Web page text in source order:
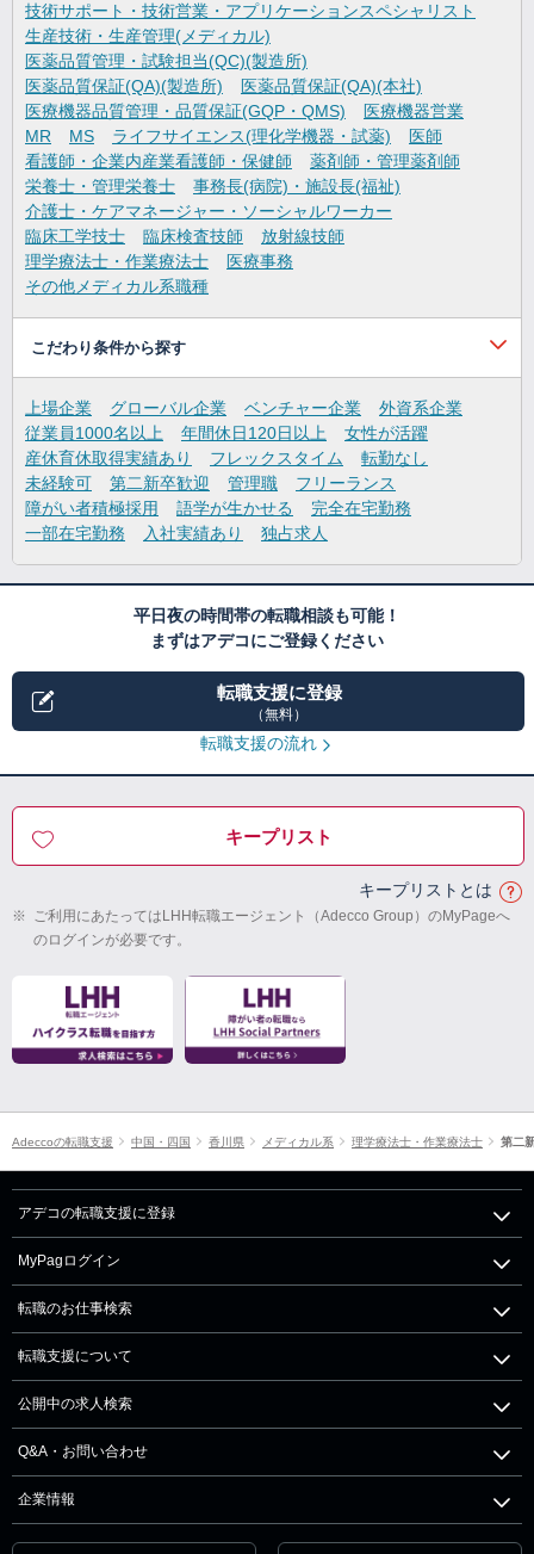
技術サポート・技術営業・アプリケーションスペシャリスト
生産技術・生産管理(メディカル)
医薬品質管理・試験担当(QC)(製造所)
医薬品質保証(QA)(製造所)
医薬品質保証(QA)(本社)
医療機器品質管理・品質保証(GQP・QMS)
医療機器営業
MR
MS ライフサイエンス(理化学機器・試薬)
医師
看護師・企業内産業看護師・保健師
薬剤師・管理薬剤師
栄養士・管理栄養士
事務長(病院)・施設長(福祉)
介護士・ケアマネージャー・ソーシャルワーカー
臨床工学技士
臨床検査技師
放射線技師
理学療法士・作業療法士
医療事務
その他メディカル系職種
こだわり条件から探す
上場企業 グローバル企業 ベンチャー企業
外資系企業
従業員1000名以上
年間休日120日以上
女性が活躍
産休育休取得実績あり
フレックスタイム
転勤なし
未経験可
第二新卒歓迎 管理職
フリーランス
障がい者積極採用
語学が生かせる
完全在宅勤務
一部在宅勤務
入社実績あり 独占求人
平日夜の時間帯の転職相談も可能！
まずはアデコにご登録ください
転職支援に登録
（無料）
転職支援の流れ
キープリスト
キープリストとは
※ ご利用にあたってはLHH転職エージェント（Adecco Group）のMyPageへ
のログインが必要です。
Adeccoの転職支援 中国・四国 香川県 メディカル系 理学療法士・作業療法士 第二
アデコの転職支援に登録
MyPagログイン
転職のお仕事検索
転職支援について
公開中の求人検索
Q&A・お問い合わせ
企業情報